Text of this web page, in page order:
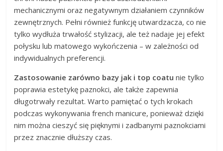
mechanicznymi oraz negatywnym działaniem czynników
zewnętrznych. Pełni również funkcję utwardzacza, co nie
tylko wydłuża trwałość stylizacji, ale też nadaje jej efekt
połysku lub matowego wykończenia – w zależności od
indywidualnych preferencji.
Zastosowanie zarówno bazy jak i top coatu nie tylko
poprawia estetykę paznokci, ale także zapewnia
długotrwały rezultat. Warto pamiętać o tych krokach
podczas wykonywania french manicure, ponieważ dzięki
nim można cieszyć się pięknymi i zadbanymi paznokciami
przez znacznie dłuższy czas.